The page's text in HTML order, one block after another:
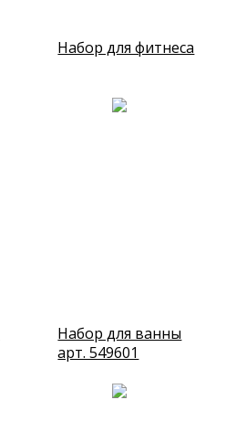
Набор для фитнеса
Набор для ванны
арт. 549601